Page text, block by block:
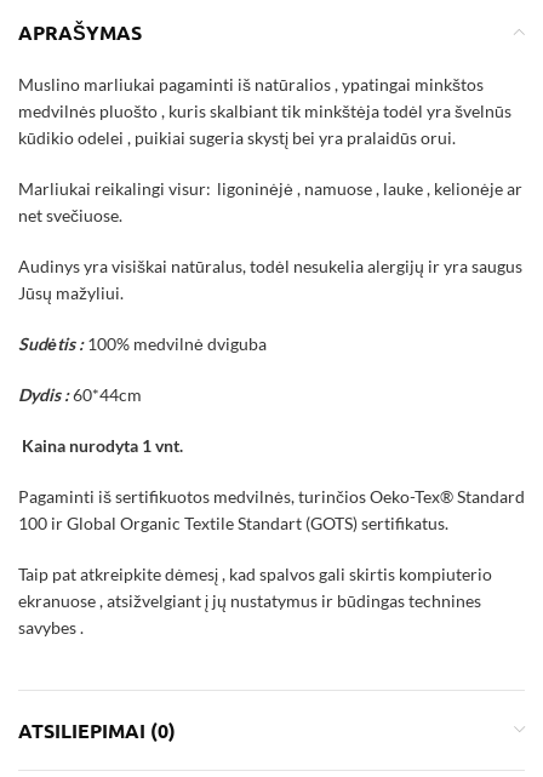
APRAŠYMAS
Muslino marliukai pagaminti iš natūralios , ypatingai minkštos
medvilnės pluošto , kuris skalbiant tik minkštėja todėl yra švelnūs
kūdikio odelei , puikiai sugeria skystį bei yra pralaidūs orui.
Marliukai reikalingi visur: ligoninėjė , namuose , lauke , kelionėje ar
net svečiuose.
Audinys yra visiškai natūralus, todėl nesukelia alergijų ir yra saugus
Jūsų mažyliui.
Sudėtis :100% medvilnė dviguba
Dydis :60*44cm
Kaina nurodyta 1 vnt.
Pagaminti iš sertifikuotos medvilnės, turinčios Oeko-Tex® Standard
100 ir Global Organic Textile Standart (GOTS) sertifikatus.
Taip pat atkreipkite dėmesį , kad spalvos gali skirtis kompiuterio
ekranuose , atsižvelgiant į jų nustatymus ir būdingas technines
savybes .
ATSILIEPIMAI (0)